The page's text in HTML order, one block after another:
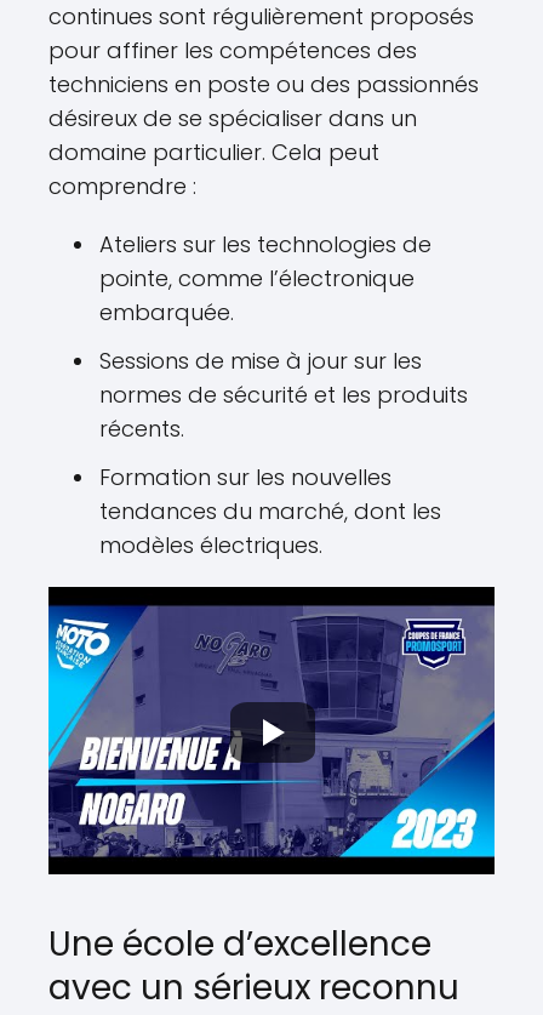
continues sont régulièrement proposés
pour affiner les compétences des
techniciens en poste ou des passionnés
désireux de se spécialiser dans un
domaine particulier. Cela peut
comprendre :
Ateliers sur les technologies de
pointe, comme l’électronique
embarquée.
Sessions de mise à jour sur les
normes de sécurité et les produits
récents.
Formation sur les nouvelles
tendances du marché, dont les
modèles électriques.
Une école d’excellence
avec un sérieux reconnu